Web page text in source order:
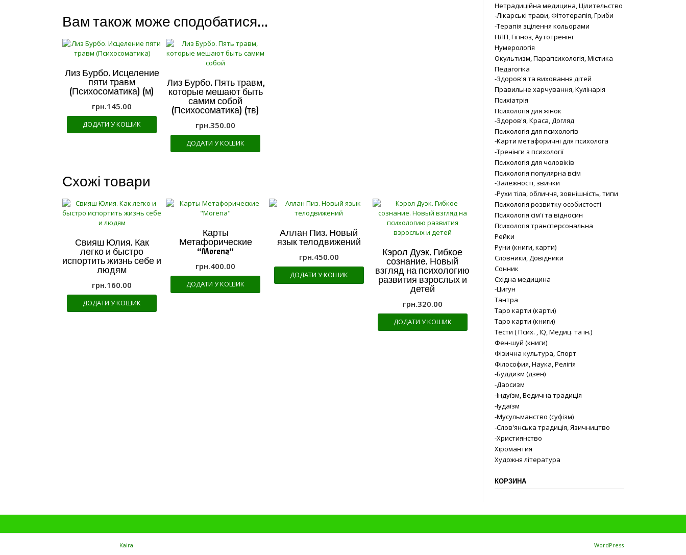
Вам також може сподобатися…
Лиз Бурбо. Исцеление
пяти травм
(Психосоматика) (м)
грн.145.00
ДОДАТИ У КОШИК
Лиз Бурбо. Пять травм,
которые мешают быть
самим собой
(Психосоматика) (тв)
грн.350.00
ДОДАТИ У КОШИК
Схожі товари
Свияш Юлия. Как
легко и быстро
испортить жизнь себе и
людям
грн.160.00
ДОДАТИ У КОШИК
Карты
Метафорические
“Morena”
грн.400.00
ДОДАТИ У КОШИК
Аллан Пиз. Новый
язык телодвижений
грн.450.00
ДОДАТИ У КОШИК
Кэрол Дуэк. Гибкое
сознание. Новый
взгляд на психологию
развития взрослых и
детей
грн.320.00
ДОДАТИ У КОШИК
Нетрадиційна медицина, Цілительство
-Лікарські трави, Фітотерапія, Гриби
-Терапія зцілення кольорами
НЛП, Гіпноз, Аутотренінг
Нумерологія
Окультизм, Парапсихологія, Містика
Педагогіка
-Здоров'я та виховання дітей
Правильне харчування, Кулінарія
Психіатрія
Психологія для жінок
-Здоров'я, Краса, Догляд
Психологія для психологів
-Карти метафоричні для психолога
-Тренінги з психології
Психологія для чоловіків
Психологія популярна всім
-Залежності, звички
-Рухи тіла, обличчя, зовнішність, типи
Психологія розвитку особистості
Психологія сім'ї та відносин
Психологія трансперсональна
Рейки
Руни (книги, карти)
Словники, Довідники
Сонник
Східна медицина
-Цигун
Тантра
Таро карти (карти)
Таро карти (книги)
Тести ( Псих. , IQ, Медиц. та ін.)
Фен-шуй (книги)
Фізична культура, Спорт
Філософия, Наука, Релігія
-Буддизм (дзен)
-Даосизм
-Індуїзм, Ведична традиція
-Іудаїзм
-Мусульманство (суфізм)
-Слов'янська традиція, Язичництво
-Християнство
Хіромантия
Художня література
КОРЗИНА
Kaira WordPress